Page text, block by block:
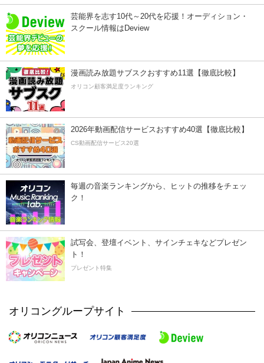
芸能界を志す10代～20代を応援！オーディション・
スクール情報はDeview
漫画読み放題サブスクおすすめ11選【徹底比較】
オリコン顧客満足度ランキング
2026年動画配信サービスおすすめ40選【徹底比較】
CS動画配信サービス20選
毎週の音楽ランキングから、ヒットの推移をチェッ
ク！
試写会、登壇イベント、サインチェキなどプレゼン
ト！
プレゼント特集
オリコングループサイト